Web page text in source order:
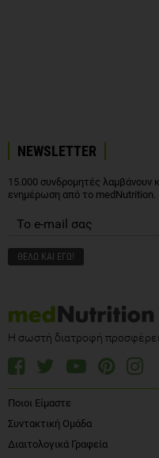
NEWSLETTER
15.000 συνδρομητές λαμβάνουν
ενημέρωση από το medNutrition.
Η σωστή διατροφή
Ποιοι Είμαστε
Συντακτική Ομάδα
Διαιτολογικά Γραφεία